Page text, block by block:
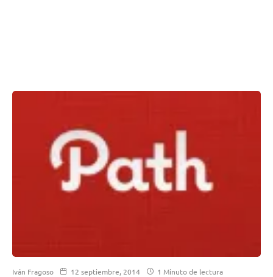
Iván Fragoso 12 septiembre, 2014 1 Minuto de lectura